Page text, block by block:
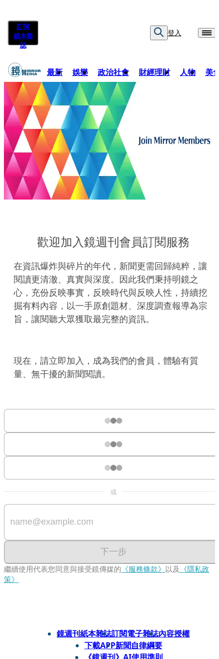
訂閱
紙本雜
誌
登入
最新 娛樂 政治社會 財經理財 人物 美
歡迎加入鏡週刊會員訂閱服務
在資訊爆炸與碎片的年代，新聞更需回歸純粹，讓
閱讀更清澈、真實與深度。因此我們秉持明鏡之
心，充份反映事實，反映時代與反映人性，持續挖
掘有料內容，以一手原創題材、深度調查報導為宗
旨，讓閱聽大眾獲取最完整的資訊。
現在，請立即加入，成為我們的會員，體驗有質
量、無干擾的新聞閱讀。
或
下一步
繼續使用代表您同意與接受鏡傳媒的 《服務條款》 以及 《隱私政
策》
鏡週刊紙本雜誌訂閱電子雜誌內容授權
下載APP新聞自律綱要